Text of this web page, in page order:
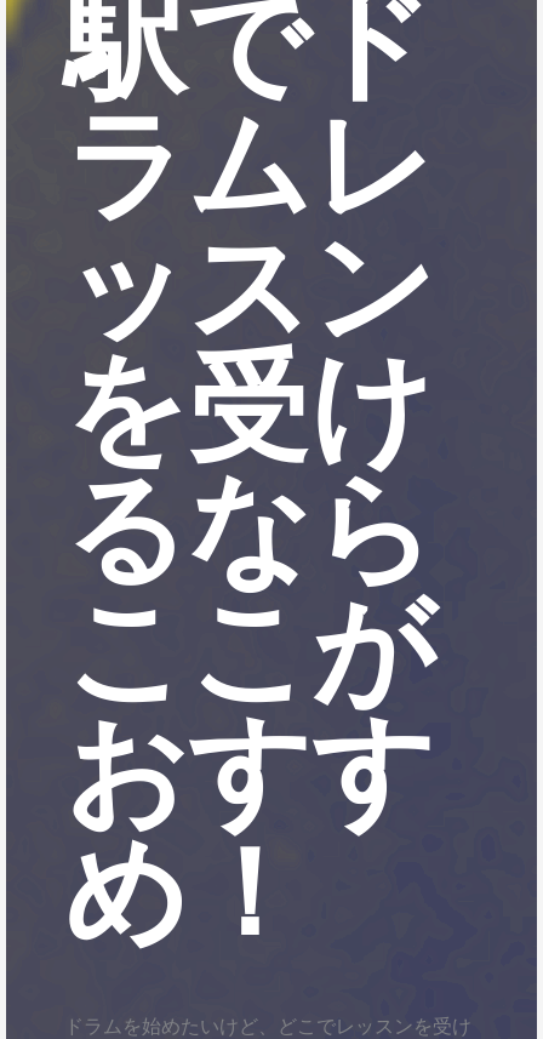
駅でド
ラムレ
ッスン
を受け
るなら
ここが
おすす
め！
ドラムを始めたいけど、どこでレッスンを受け